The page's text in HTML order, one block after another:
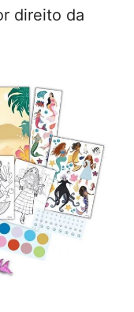
direito da